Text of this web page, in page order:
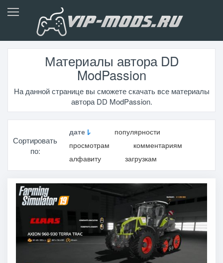
Материалы автора DD
ModPassion
На данной странице вы сможете скачать все материалы
автора DD ModPassion.
Сортировать
по:
дате
популярности
просмотрам
комментариям
алфавиту
загрузкам